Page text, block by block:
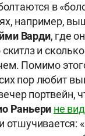
в
например,
Варди, где
и
Помимо
пор любит
портвейн,
Раньери не
отшучивается: